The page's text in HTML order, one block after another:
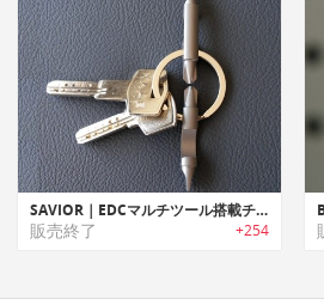
SAVIOR｜EDCマルチツール搭載チタン製キーリング「セービアー」
販売終了 +254